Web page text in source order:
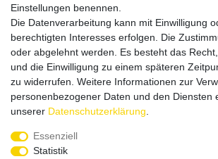
Versandpartner
Service & Kontakt
Einstellungen benennen.
Die Datenverarbeitung kann mit Einwilligung
berechtigten Interesses erfolgen. Die
oder abgelehnt werden. Es besteht das
und die Einwilligung zu einem späteren
zu widerrufen. Weitere Informationen zur
personenbezogener Daten und den Diensten
unserer Daten­schutz­erklärung
Essenziell
Statistik